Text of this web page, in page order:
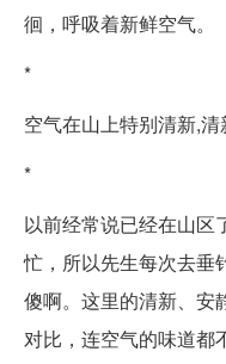
徊，呼吸着新鲜空气。
*
空气在山上特别清新,
*
以前经常说已经在山区
忙，所以先生每次去垂
傻啊。这里的清新、安
对比，连空气的味道都